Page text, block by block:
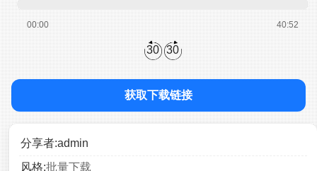
00:00 40:52
30 30
获取下载链接
分享者:admin
风格:批量下载